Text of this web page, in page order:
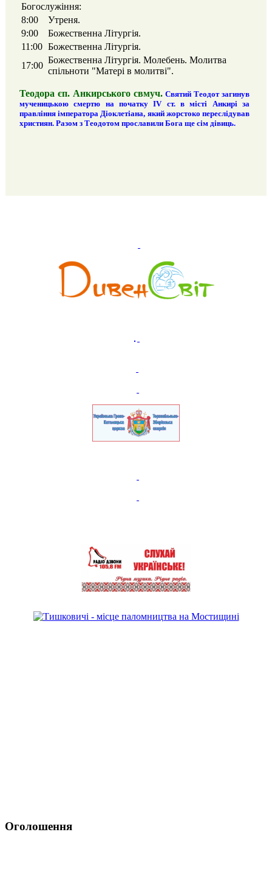
Богослужіння:
8:00
Утреня.
9:00
Божественна Літургія.
11:00 Божественна Літургія.
17:00
Божественна Літургія. Молебень. Молитва
спільноти "Матері в молитві".
Теодора єп. Анкирського свмуч. Святий Теодот загинув
мученицькою смертю на початку IV ст. в місті Анкирі за
правління імператора Діоклетіана, який жорстоко переслідував
християн. Разом з Теодотом прославили Бога ще сім дівиць.
Оголошення